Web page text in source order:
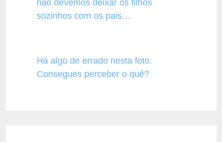
não devemos deixar os filhos
sozinhos com os pais…
Há algo de errado nesta foto.
Consegues perceber o quê?